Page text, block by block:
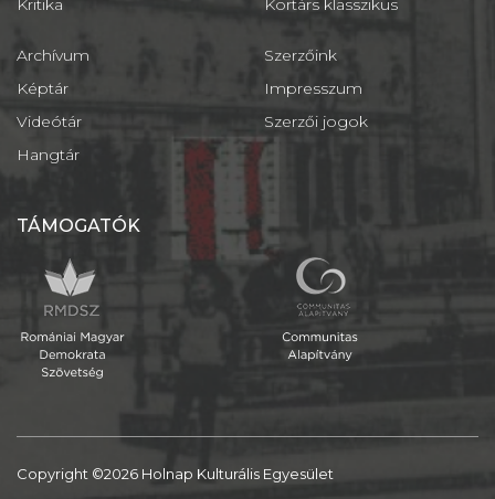
Kritika
Kortárs klasszikus
Archívum
Képtár
Videótár
Hangtár
Szerzőink
Impresszum
Szerzői jogok
TÁMOGATÓK
Copyright ©2026 Holnap Kulturális Egyesület